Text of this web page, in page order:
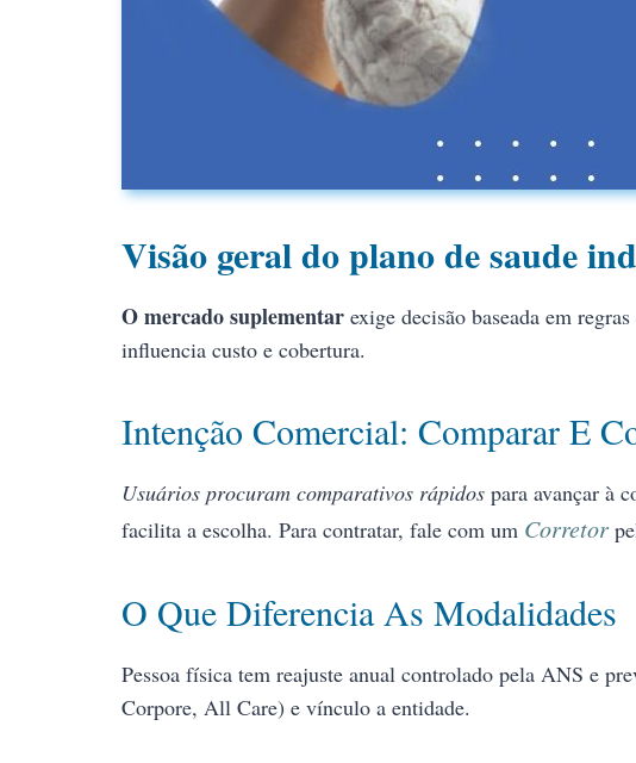
Visão geral do plano de saude
O mercado suplementar exige decisão baseada em
influencia custo e cobertura.
Intenção Comercial: Comparar E
Usuários procuram comparativos rápidos para avançar à
facilita a escolha. Para contratar, fale com um Corretor
O Que Diferencia As Modalidades
Pessoa física tem reajuste anual controlado pela ANS e
Corpore, All Care) e vínculo a entidade.